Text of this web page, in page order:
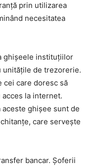
prin utilizarea
necesitatea
ghișeele instituțiilor
unitățile de trezorerie.
cei care doresc să
la internet.
ghișee sunt de
care servește
bancar. Șoferii